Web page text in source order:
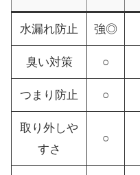
水漏れ防止 強◎
臭い対策 ○
つまり防止 ○
取り外しや
すさ
○